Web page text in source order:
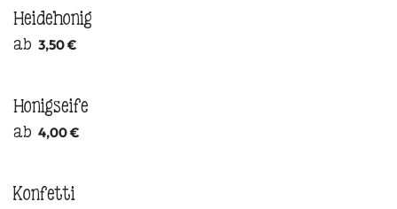
Heidehonig
ab 3,50€
Honigseife
ab 4,00€
Konfetti